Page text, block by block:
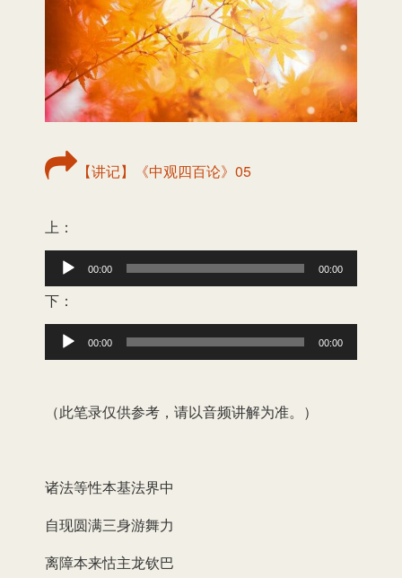
【讲记】《中观四百论》05
上：
频
播
00:00 00:00
下：
频
放
00:00 00:00
（此笔录仅供参考，请以音频讲解为准。）
诸法等性本基法界中
自现圆满三身游舞力
离障本来怙主龙钦巴